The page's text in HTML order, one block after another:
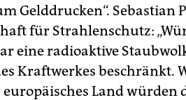
Gelddrucken“.
für Strahlenschutz:
eine radioaktive
Kraftwerkes beschränkt.
europäisches Land würden